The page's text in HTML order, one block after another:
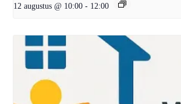
12 augustus @ 10:00 - 12:00